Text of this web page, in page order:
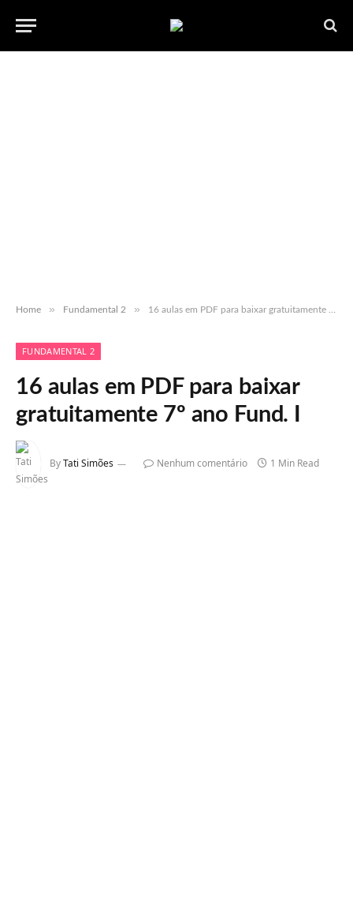
Home » Fundamental 2 » 16 aulas em PDF para baixar gratuitamente 7º ano Fund. I
FUNDAMENTAL 2
16 aulas em PDF para baixar
gratuitamente 7º ano Fund. I
ByTati Simões Nenhum comentário 1 Min Read